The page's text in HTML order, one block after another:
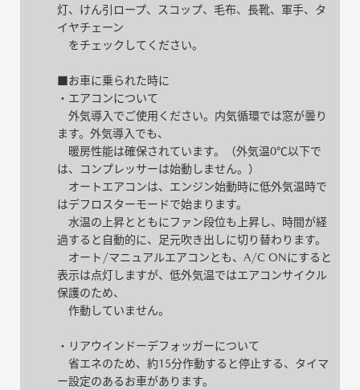
灯、けん引ロープ、スコップ、毛布、長靴、軍手、タ
イヤチェーン
をチェックしてください。
■お車に乗られた時に
・エアコンについて
外気導入でご使用ください。内気循環では窓が曇り
ます。外気導入でも、
暖房性能は確保されています。（外気温0℃以下で
は、コンプレッサーは始動しません。）
オートエアコンは、エンジン始動時に低外気温時で
はデフロスターモードで始まります。
水温の上昇とともにファン段位も上昇し、時間が経
過すると自動的に、足元吹き出しに切り替わります。
オート/マニュアルエアコンとも、A/C ONにすると
表示は点灯しますが、低外気温ではエアコンサイクル
保護のため、
作動していません。
・リアウインドーデフォッガーについて
省エネのため、約15分作動すると停止する、タイマ
ー設定のあるお車があります。